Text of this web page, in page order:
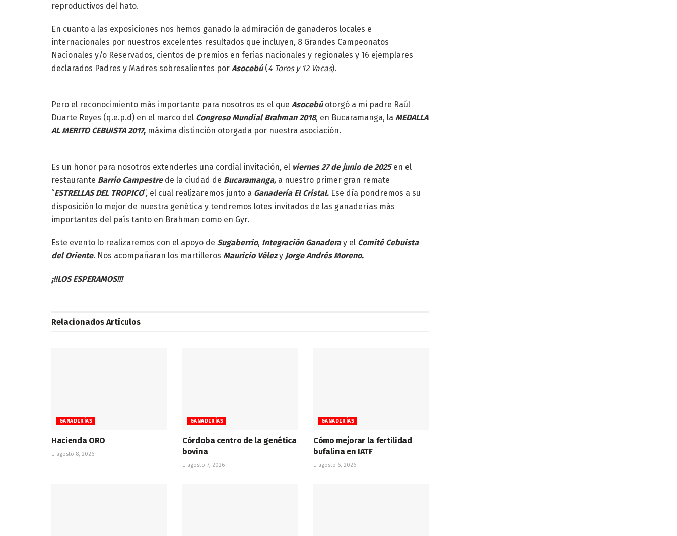
reproductivos del hato.
En cuanto a las exposiciones nos hemos ganado la admiración de ganaderos locales e
internacionales por nuestros excelentes resultados que incluyen, 8 Grandes Campeonatos
Nacionales y/o Reservados, cientos de premios en ferias nacionales y regionales y 16 ejemplares
declarados Padres y Madres sobresalientes por Asocebú(4 Toros y 12 Vacas).
Pero el reconocimiento más importante para nosotros es el que Asocebú otorgó a mi padre Raúl
Duarte Reyes (q.e.p.d) en el marco del Congreso Mundial Brahman 2018, en Bucaramanga, la MEDALLA
AL MERITO CEBUISTA 2017, máxima distinción otorgada por nuestra asociación.
Es un honor para nosotros extenderles una cordial invitación, el viernes 27 de junio de 2025en el
restaurante Barrio Campestrede la ciudad de Bucaramanga, a nuestro primer gran remate
“ESTRELLAS DEL TROPICO”, el cual realizaremos junto a Ganadería El Cristal. Ese día pondremos a su
disposición lo mejor de nuestra genética y tendremos lotes invitados de las ganaderías más
importantes del país tanto en Brahman como en Gyr.
Este evento lo realizaremos con el apoyo de Sugaberrio, Integración Ganaderay el Comité Cebuista
del Oriente. Nos acompañaran los martilleros Mauricio Vélezy Jorge Andrés Moreno.
¡!!LOS ESPERAMOS!!!
Relacionados Artículos
GANADERÍAS
Hacienda ORO
agosto 8, 2026
GANADERÍAS
Córdoba centro de la genética
bovina
agosto 7, 2026
GANADERÍAS
Cómo mejorar la fertilidad
bufalina en IATF
agosto 6, 2026